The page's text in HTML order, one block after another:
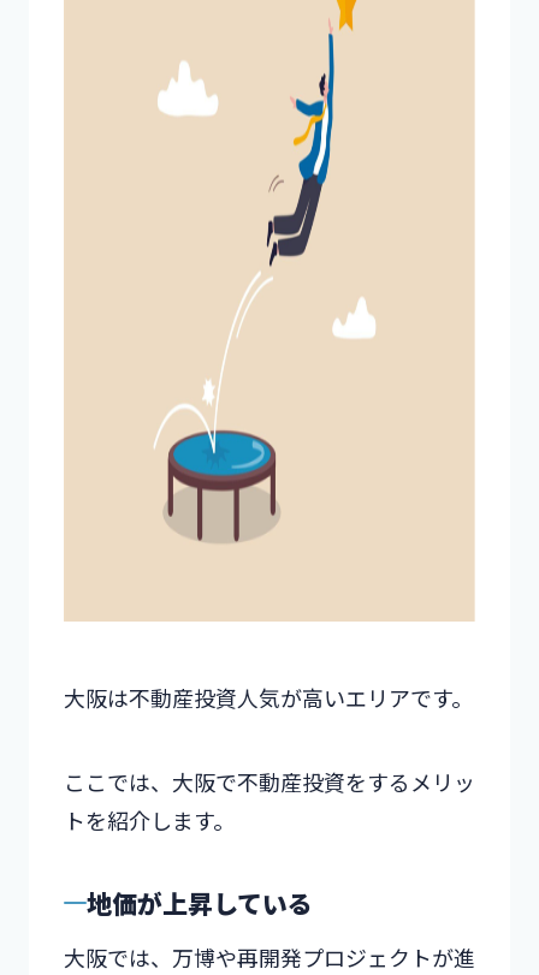
大阪は不動産投資人気が高いエリアです。
ここでは、大阪で不動産投資をするメリッ
トを紹介します。
地価が上昇している
大阪では、万博や再開発プロジェクトが進